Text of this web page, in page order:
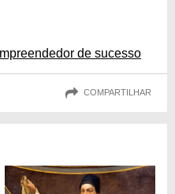
de sucesso
COMPARTILHAR